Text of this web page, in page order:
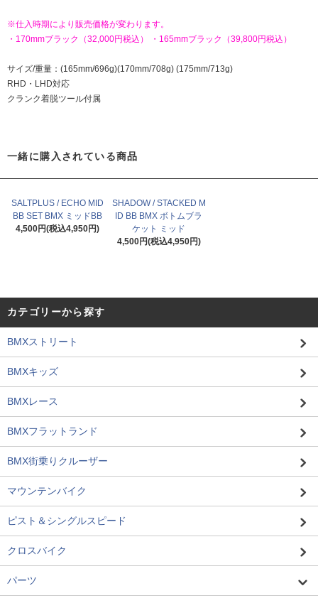
※仕入時期により販売価格が変わります。
・170mmブラック（32,000円税込） ・165mmブラック（39,800円税込）
サイズ/重量：(165mm/696g)(170mm/708g) (175mm/713g)
RHD・LHD対応
クランク着脱ツール付属
一緒に購入されている商品
SALTPLUS / ECHO MID
BB SET BMX ミッドBB
4,500円(税込4,950円)
SHADOW / STACKED M
ID BB BMX ボトムブラ
ケット ミッド
4,500円(税込4,950円)
カテゴリーから探す
BMXストリート
BMXキッズ
BMXレース
BMXフラットランド
BMX街乗りクルーザー
マウンテンバイク
ピスト＆シングルスピード
クロスバイク
パーツ